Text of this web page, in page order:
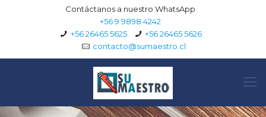
Contáctanos a nuestro WhatsApp
+56 9 9898 4242
+56 26465 5625
+56 26465 5626
contacto@sumaestro.cl